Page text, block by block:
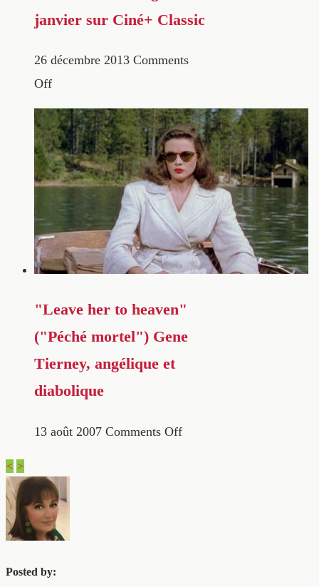
janvier sur Ciné+ Classic
26 décembre 2013 Comments
Off
"Leave her to heaven"
("Péché mortel") Gene
Tierney, angélique et
diabolique
13 août 2007 Comments Off
< >
Posted by: